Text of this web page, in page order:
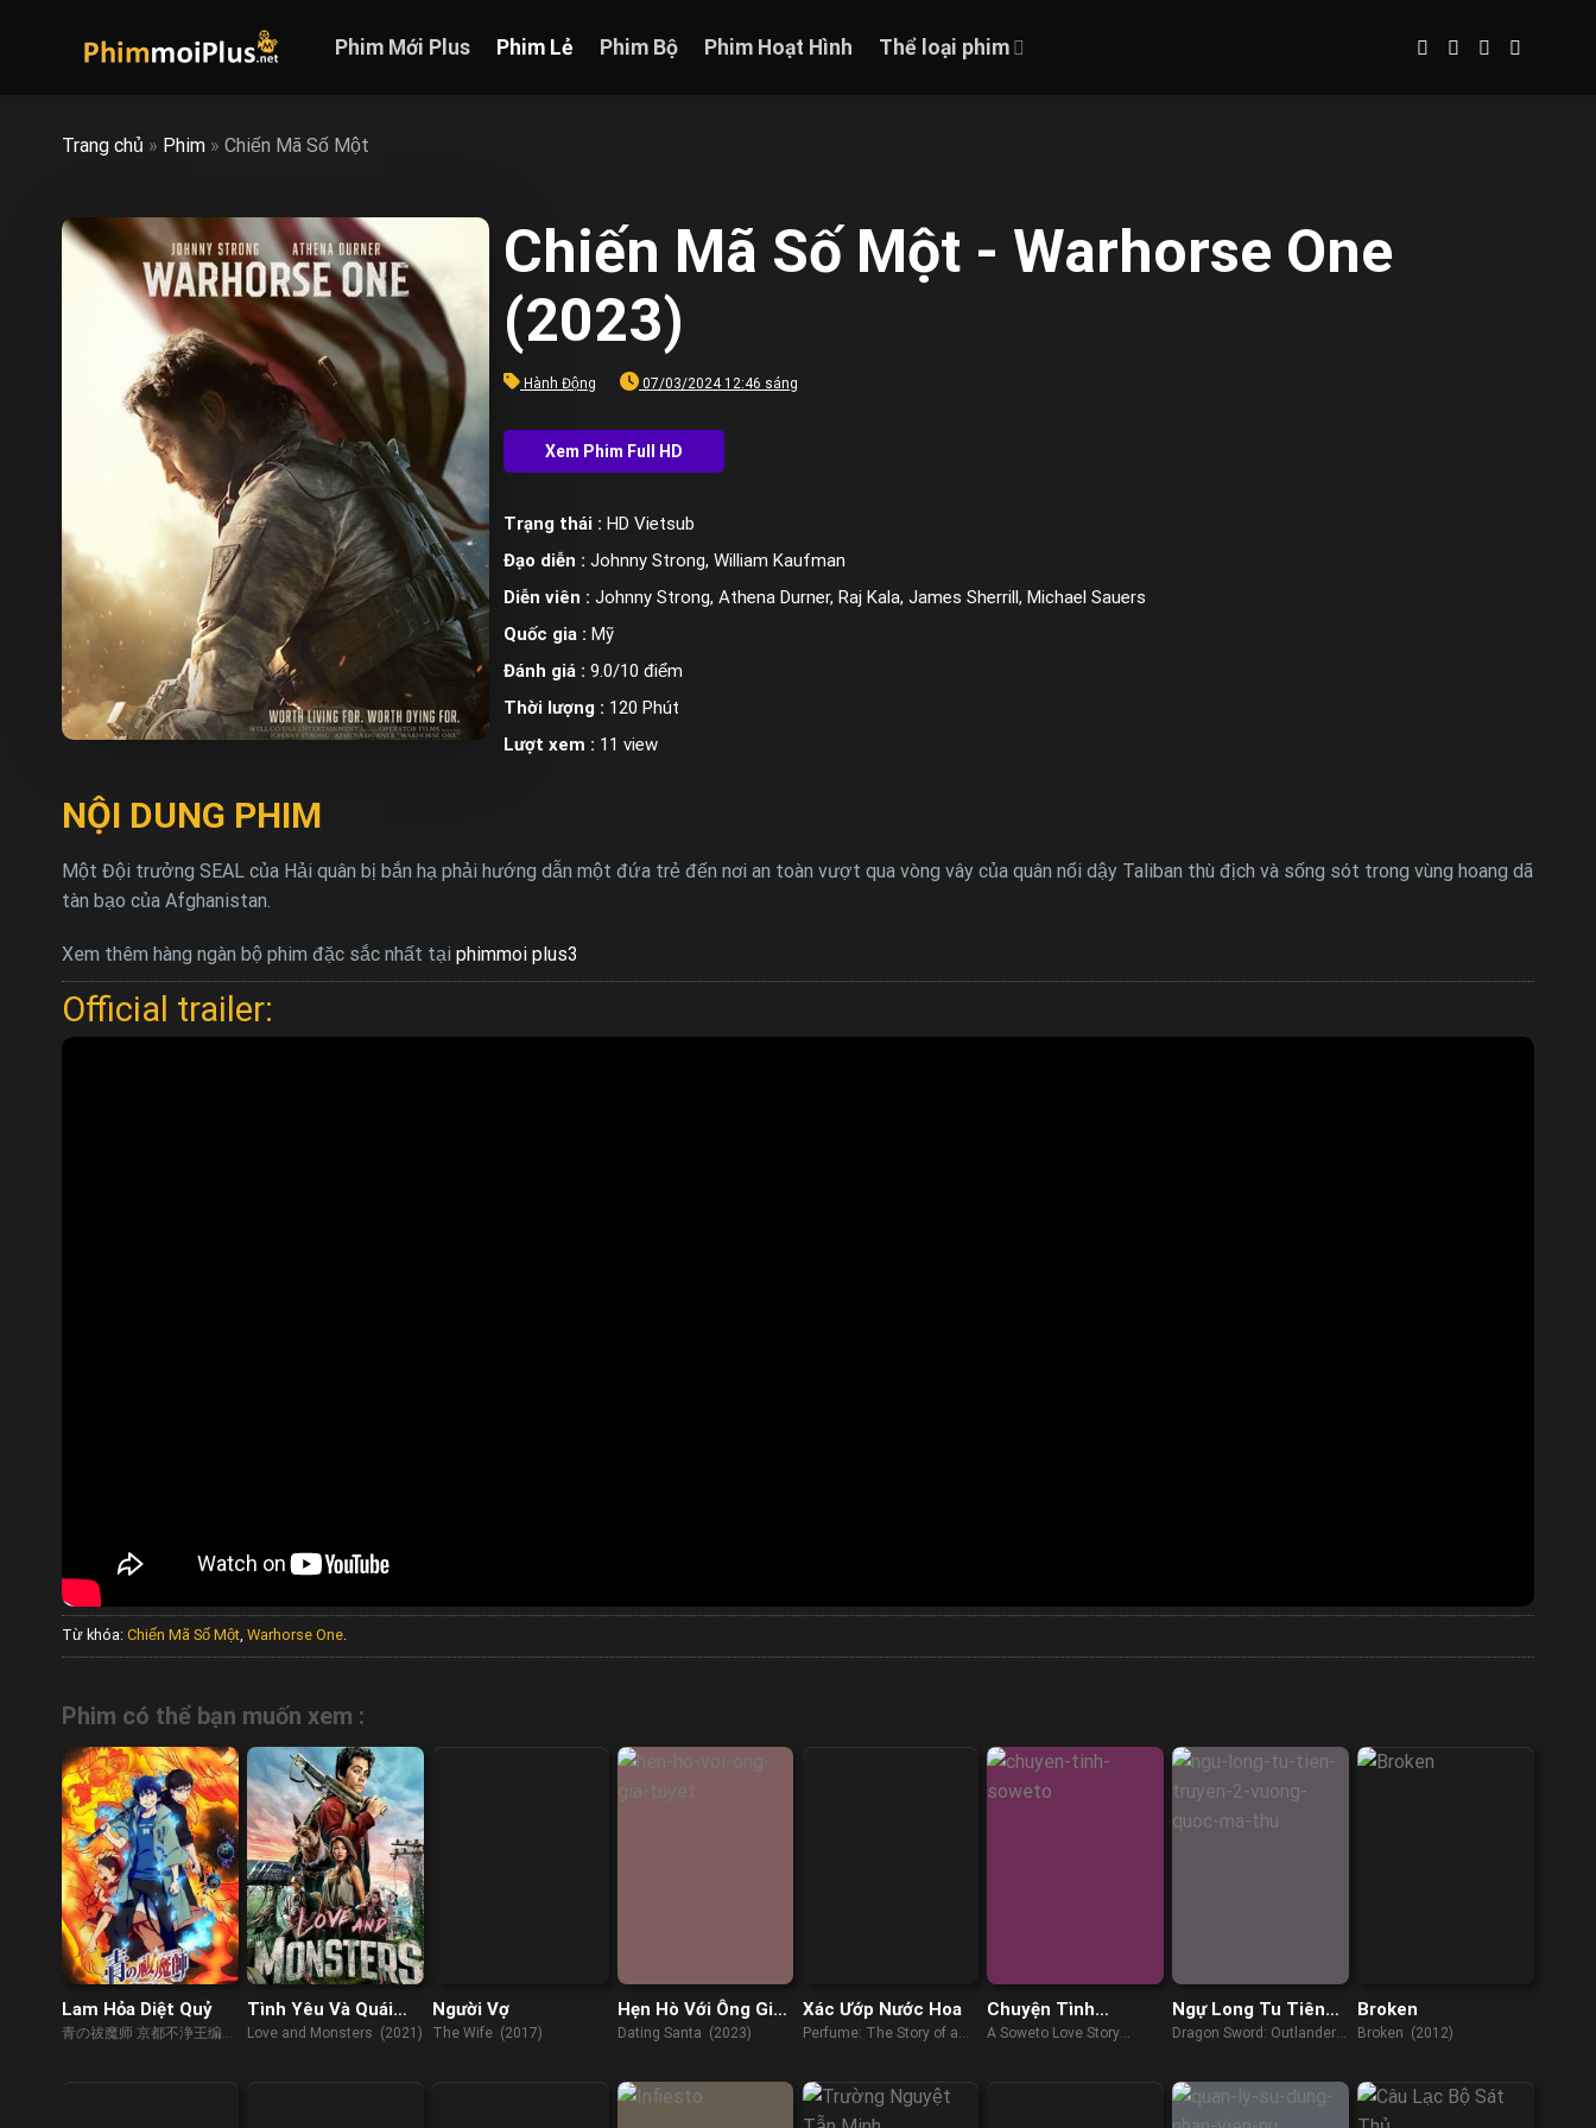
Phim Mới Plus Phim Lẻ Phim Bộ Phim Hoạt Hình Thể loại phim
Trang chủ » Phim » Chiến Mã Số Một
Chiến Mã Số Một - Warhorse One
(2023)
Hành Động 07/03/2024 12:46 sáng
Trạng thái : HD Vietsub
Đạo diễn : Johnny Strong, William Kaufman
Diễn viên : Johnny Strong, Athena Durner, Raj Kala, James Sherrill, Michael Sauers
Quốc gia : Mỹ
Đánh giá : 9.0/10 điểm
Thời lượng : 120 Phút
Lượt xem : 11 view
NỘI DUNG PHIM
Một Đội trưởng SEAL của Hải quân bị bắn hạ phải hướng dẫn một đứa trẻ đến nơi an toàn vượt qua vòng vây của quân nổi dậy Taliban thù địch và sống sót trong vùng hoang dã
tàn bạo của Afghanistan.
Xem thêm hàng ngàn bộ phim đặc sắc nhất tại phimmoi plus3
Official trailer:
Từ khóa: Chiến Mã Số Một Warhorse One
Phim có thể bạn muốn xem :
Lam Hỏa Diệt Quỷ
青の祓魔师 京都不浄王编
Tình Yêu Và Quái
Vật
Love and Monsters (2021)
Người Vợ
The Wife (2017)
Hẹn Hò Với Ông Già
Tuyết
Dating Santa (2023)
Xác Ướp Nước Hoa
Perfume: The Story of a
Chuyện Tình
Soweto
A Soweto Love Story
Ngự Long Tu Tiên
Truyện 2: Vương
Dragon Sword: Outlander
Broken
Broken (2012)